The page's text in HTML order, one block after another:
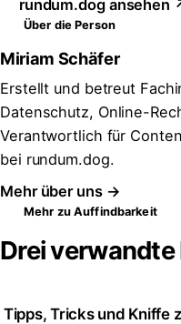
rundum.dog ansehen
Über die Person
Miriam Schäfer
Erstellt und betreut
Datenschutz, Online-
Verantwortlich für
bei rundum.dog.
Mehr über uns →
Mehr zu Auffindbarkeit
Drei
Tipps, Tricks und Kniffe